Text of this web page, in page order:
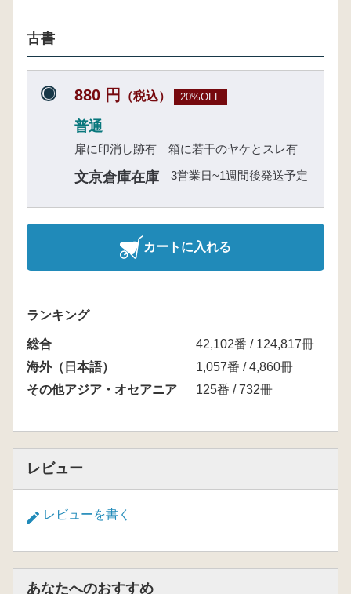
古書
880 円 （税込） 20%OFF
普通
扉に印消し跡有 箱に若干のヤケとスレ有
文京倉庫在庫 3営業日~1週間後発送予定
カートに入れる
ランキング
総合
42,102番 / 124,817冊
海外（日本語）
1,057番 / 4,860冊
その他アジア・オセアニア
125番 / 732冊
レビュー
レビューを書く
あなたへのおすすめ